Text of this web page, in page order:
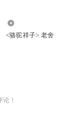
<骆驼祥子> 老舍
！